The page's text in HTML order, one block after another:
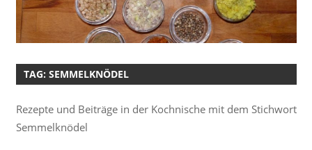
TAG: SEMMELKNÖDEL
Rezepte und Beiträge in der Kochnische mit dem Stichwort
Semmelknödel